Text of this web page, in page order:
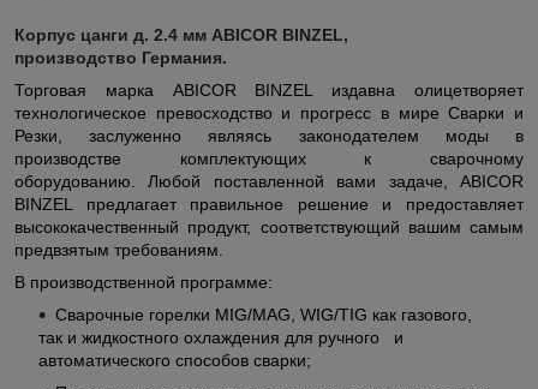
Корпус цанги д. 2.4 мм ABICOR BINZEL,
производство Германия.
Торговая марка ABICOR BINZEL издавна олицетворяет
технологическое превосходство и прогресс в мире Сварки и
Резки, заслуженно являясь законодателем моды в
производстве комплектующих к сварочному
оборудованию. Любой поставленной вами задаче, ABICOR
BINZEL предлагает правильное решение и предоставляет
высококачественный продукт, соответствующий вашим самым
предвзятым требованиям.
В производственной программе:
Сварочные горелки MIG/MAG, WIG/TIG как газового,
так и жидкостного охлаждения для ручного и
автоматического способов сварки;